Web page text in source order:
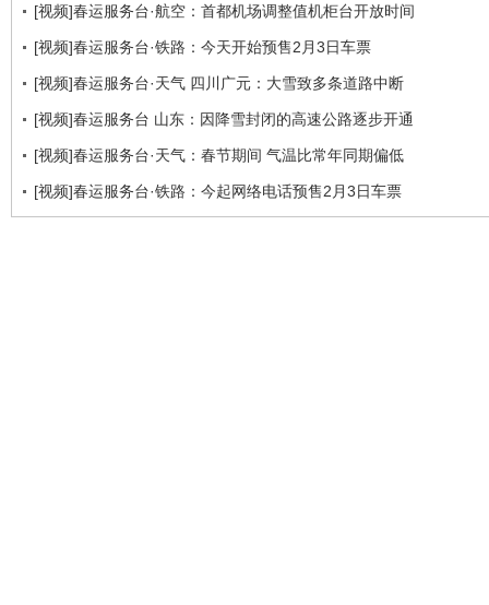
[视频]春运服务台·航空：首都机场调整值机柜台开放时间
[视频]春运服务台·铁路：今天开始预售2月3日车票
[视频]春运服务台·天气 四川广元：大雪致多条道路中断
[视频]春运服务台 山东：因降雪封闭的高速公路逐步开通
[视频]春运服务台·天气：春节期间 气温比常年同期偏低
[视频]春运服务台·铁路：今起网络电话预售2月3日车票